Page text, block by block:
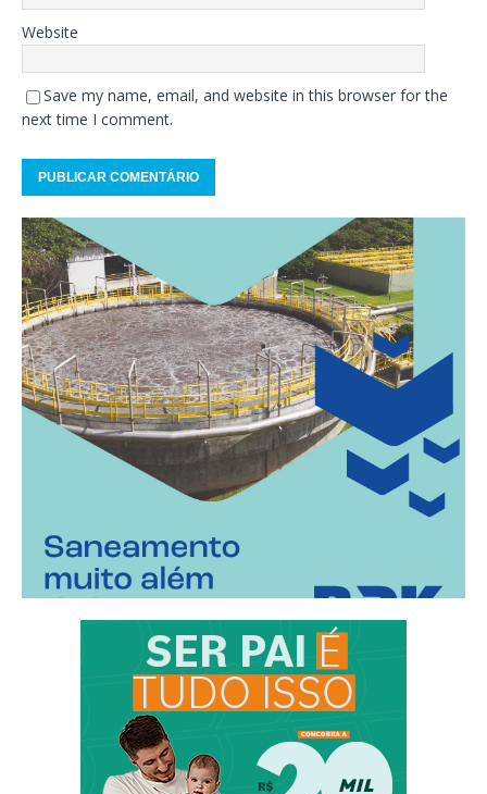
Website
Save my name, email, and website in this browser for the
next time I comment.